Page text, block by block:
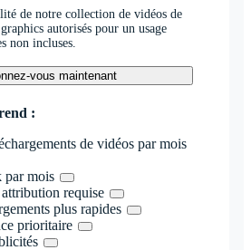
de notre collection de vidéos de
autorisés pour un usage
non incluses.
vous maintenant
:
de vidéos par mois
par mois
requise
plus rapides
prioritaire